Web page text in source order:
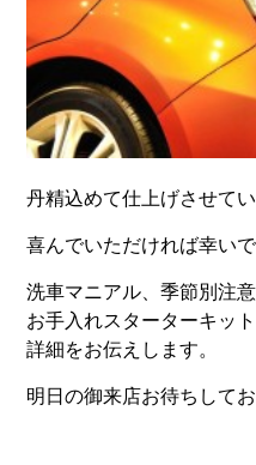
丹精込めて仕上げさせて
喜んでいただければ幸いで
洗車マニアル、季節別注意
お手入れスターターキッ
詳細をお伝えします。
明日の御来店お待ちしてお